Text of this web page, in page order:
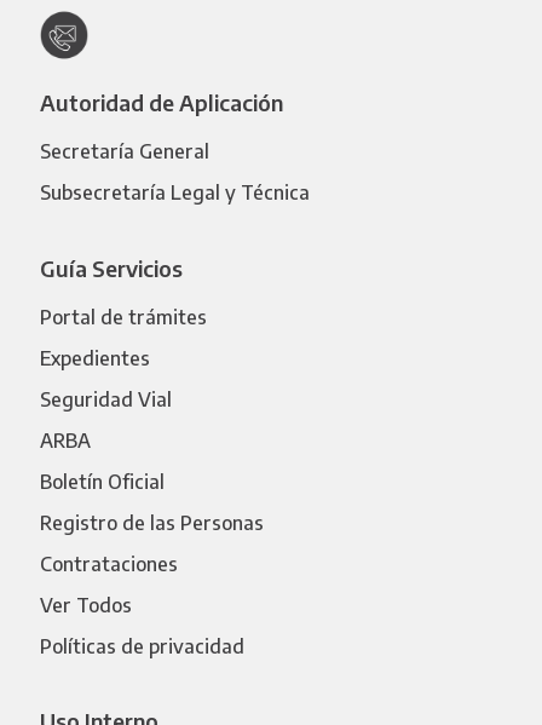
Autoridad de Aplicación
Secretaría General
Subsecretaría Legal y Técnica
Guía Servicios
Portal de trámites
Expedientes
Seguridad Vial
ARBA
Boletín Oficial
Registro de las Personas
Contrataciones
Ver Todos
Políticas de privacidad